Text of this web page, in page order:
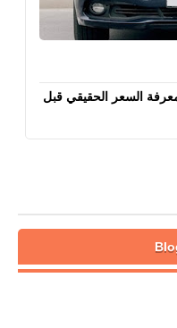
السعر الحقيقي قبل